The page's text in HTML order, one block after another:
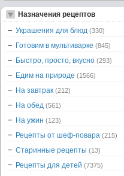
Назначения рецептов
Украшения для блюд (330)
Готовим в мультиварке (845)
Быстро, просто, вкусно (293)
Едим на природе (1566)
На завтрак (212)
На обед (561)
На ужин (123)
Рецепты от шеф-повара (215)
Старинные рецепты (13)
Рецепты для детей (7375)